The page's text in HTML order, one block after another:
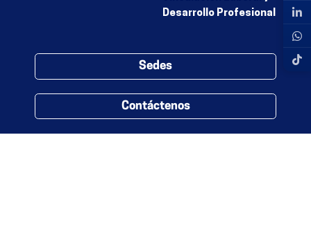
Desarrollo Profesional
Sedes
Contáctenos